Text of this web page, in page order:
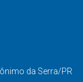
da Serra/PR